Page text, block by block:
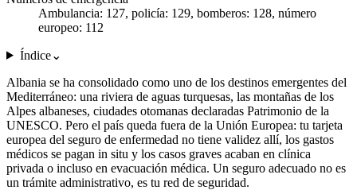
Ambulancia: 127, policía: 129, bomberos: 128, número
europeo: 112
Índice⌄
Albania se ha consolidado como uno de los destinos emergentes del
Mediterráneo: una riviera de aguas turquesas, las montañas de los
Alpes albaneses, ciudades otomanas declaradas Patrimonio de la
UNESCO. Pero el país queda fuera de la Unión Europea: tu tarjeta
europea del seguro de enfermedad no tiene validez allí, los gastos
médicos se pagan in situ y los casos graves acaban en clínica
privada o incluso en evacuación médica. Un seguro adecuado no es
un trámite administrativo, es tu red de seguridad.